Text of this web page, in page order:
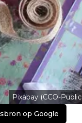
Pixabay (CCO-
op Google